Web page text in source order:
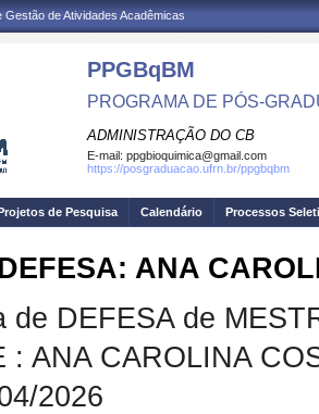
de Atividades Acadêmicas
PPGBqBM
PROGRAMA DE PÓS-
ADMINISTRAÇÃO DO CB
E-mail: ppgbioquimica@gmail.com
https://posgraduacao.ufrn.br/ppgbqbm
de Pesquisa Calendário Processos
ANA
de DEFESA de
: ANA CAROLINA
2026